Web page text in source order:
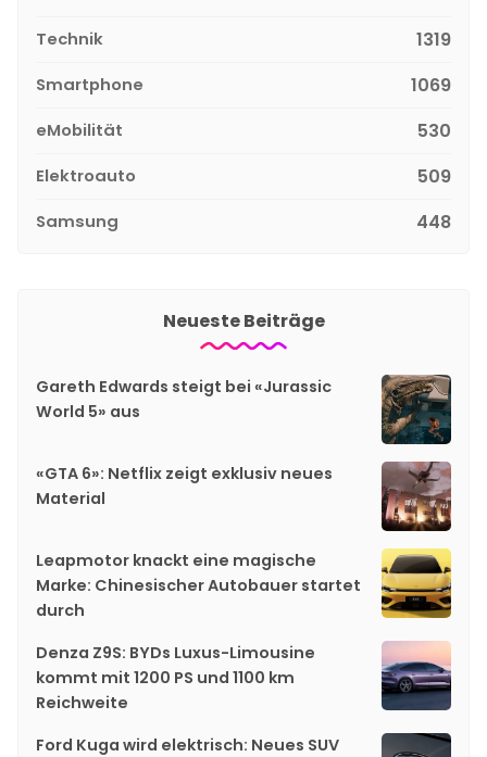
Technik 1319
Smartphone 1069
eMobilität 530
Elektroauto 509
Samsung 448
Neueste Beiträge
Gareth Edwards steigt bei «Jurassic
World 5» aus
«GTA 6»: Netflix zeigt exklusiv neues
Material
Leapmotor knackt eine magische
Marke: Chinesischer Autobauer startet
durch
Denza Z9S: BYDs Luxus-Limousine
kommt mit 1200 PS und 1100 km
Reichweite
Ford Kuga wird elektrisch: Neues SUV